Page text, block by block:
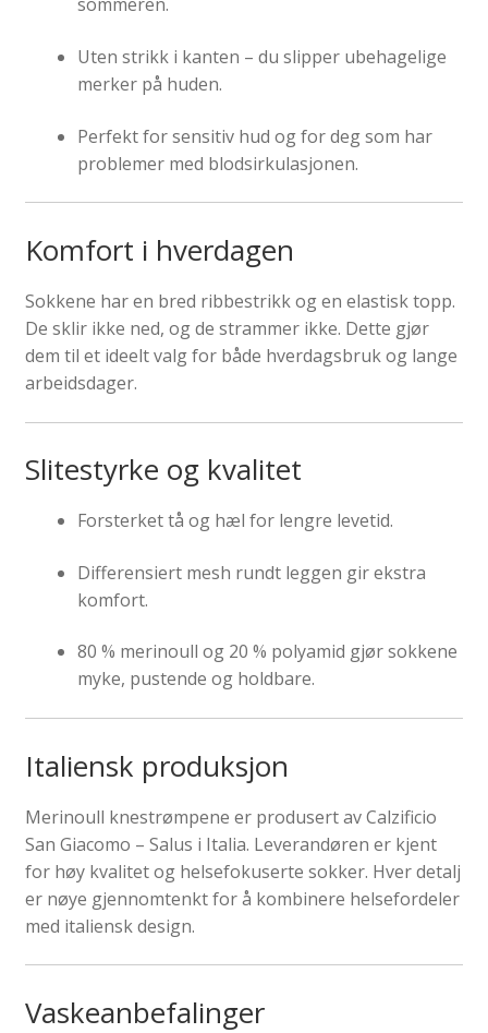
Uten strikk i kanten – du slipper ubehagelige
merker på huden.
Perfekt for sensitiv hud og for deg som har
problemer med blodsirkulasjonen.
Komfort i hverdagen
Sokkene har en bred ribbestrikk og en elastisk topp.
De sklir ikke ned, og de strammer ikke. Dette gjør
dem til et ideelt valg for både hverdagsbruk og lange
arbeidsdager.
Slitestyrke og kvalitet
Forsterket tå og hæl for lengre levetid.
Differensiert mesh rundt leggen gir ekstra
komfort.
80 % merinoull og 20 % polyamid gjør sokkene
myke, pustende og holdbare.
Italiensk produksjon
Merinoull knestrømpene er produsert av Calzificio
San Giacomo – Salus i Italia. Leverandøren er kjent
for høy kvalitet og helsefokuserte sokker. Hver detalj
er nøye gjennomtenkt for å kombinere helsefordeler
med italiensk design.
Vaskeanbefalinger